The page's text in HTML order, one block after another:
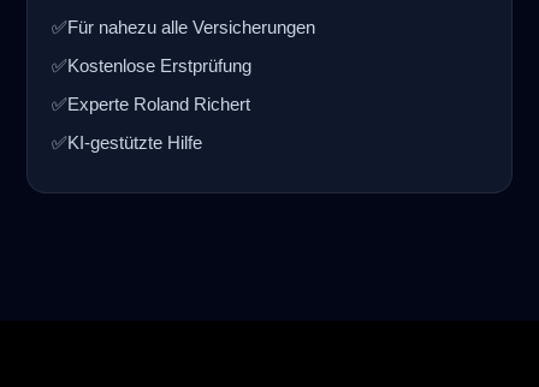
✅Für nahezu alle Versicherungen
✅Kostenlose Erstprüfung
✅Experte Roland Richert
✅KI-gestützte Hilfe